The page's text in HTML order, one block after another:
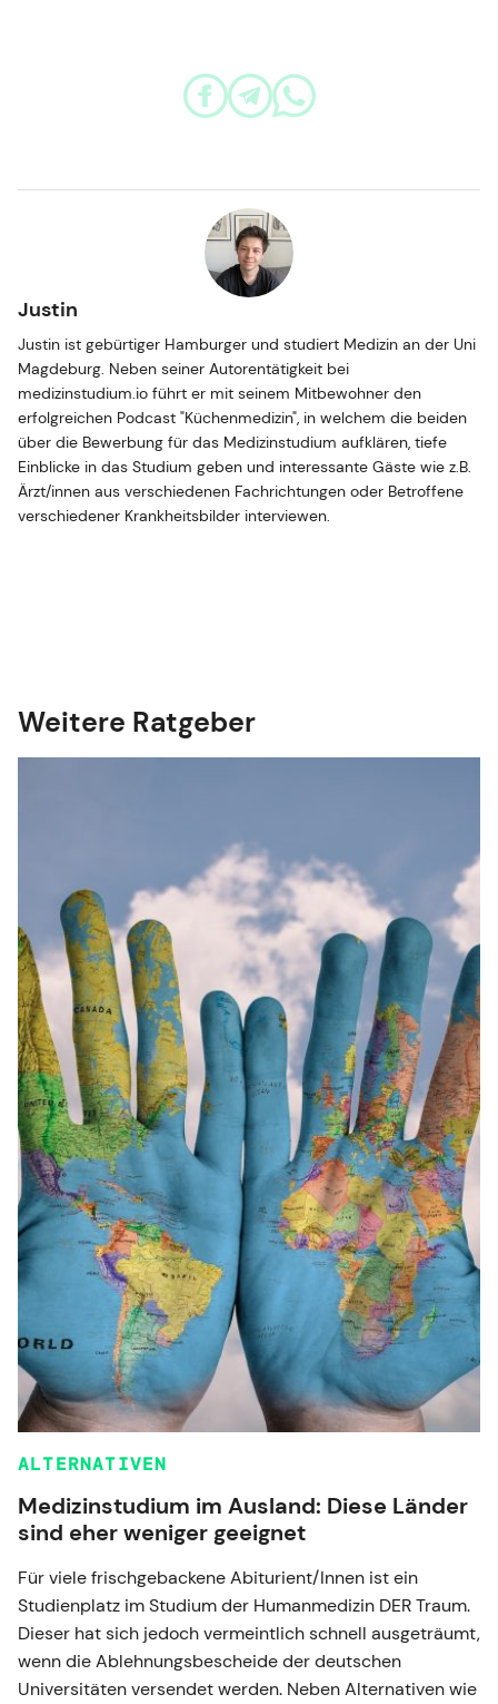
Justin
Justin ist gebürtiger Hamburger und studiert Medizin an der Uni
Magdeburg. Neben seiner Autorentätigkeit bei
medizinstudium.io führt er mit seinem Mitbewohner den
erfolgreichen Podcast "Küchenmedizin", in welchem die beiden
über die Bewerbung für das Medizinstudium aufklären, tiefe
Einblicke in das Studium geben und interessante Gäste wie z.B.
Ärzt/innen aus verschiedenen Fachrichtungen oder Betroffene
verschiedener Krankheitsbilder interviewen.
Weitere Ratgeber
ALTERNATIVEN
Medizinstudium im Ausland: Diese Länder
sind eher weniger geeignet
Für viele frischgebackene Abiturient/Innen ist ein
Studienplatz im Studium der Humanmedizin DER Traum.
Dieser hat sich jedoch vermeintlich schnell ausgeträumt,
wenn die Ablehnungsbescheide der deutschen
Universitäten versendet werden. Neben Alternativen wie